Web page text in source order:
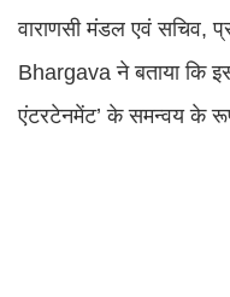
वाराणसी मंडल एवं सचिव,
Bhargava ने बताया कि इस
एंटरटेनमेंट’ के समन्वय के